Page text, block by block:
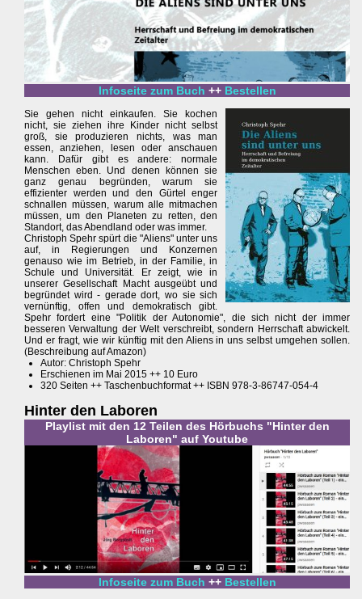
Infoseite zum Buch ++ Bestellen
Sie gehen nicht einkaufen. Sie kochen
nicht, sie ziehen ihre Kinder nicht selbst
groß, sie produzieren nichts, was man
essen, anziehen, lesen oder anschauen
kann. Dafür gibt es andere: normale
Menschen eben. Und denen können sie
ganz genau begründen, warum sie
effizienter werden und den Gürtel enger
schnallen müssen, warum alle mitmachen
müssen, um den Planeten zu retten, den
Standort, das Abendland oder was immer.
Christoph Spehr spürt die "Aliens" unter uns
auf, in Regierungen und Konzernen
genauso wie im Betrieb, in der Familie, in
Schule und Universität. Er zeigt, wie in
unserer Gesellschaft Macht ausgeübt und
begründet wird - gerade dort, wo sie sich
vernünftig, offen und demokratisch gibt.
Spehr fordert eine "Politik der Autonomie", die sich nicht der immer
besseren Verwaltung der Welt verschreibt, sondern Herrschaft abwickelt.
Und er fragt, wie wir künftig mit den Aliens in uns selbst umgehen sollen.
(Beschreibung auf Amazon)
Autor: Christoph Spehr
Erschienen im Mai 2015 ++ 10 Euro
320 Seiten ++ Taschenbuchformat ++ ISBN 978-3-86747-054-4
Hinter den Laboren
Playlist mit den 12 Teilen des Hörbuchs "Hinter den
Laboren" auf Youtube
Infoseite zum Buch ++ Bestellen